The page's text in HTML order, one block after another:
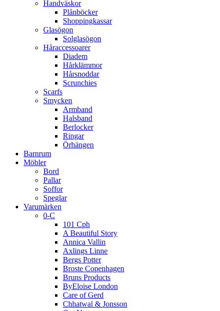
Handväskor
Plånböcker
Shoppingkassar
Glasögon
Solglasögon
Håraccessoarer
Diadem
Hårklämmor
Hårsnoddar
Scrunchies
Scarfs
Smycken
Armband
Halsband
Berlocker
Ringar
Örhängen
Barnrum
Möbler
Bord
Pallar
Soffor
Speglar
Varumärken
0-C
101 Cph
A Beautiful Story
Annica Vallin
Axlings Linne
Bergs Potter
Broste Copenhagen
Bruns Products
ByEloise London
Care of Gerd
Chhatwal & Jonsson